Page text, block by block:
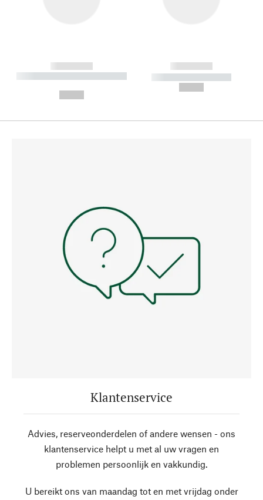
------------
----------- ----------- --------
------------
----------- -----------
Klantenservice
Advies, reserveonderdelen of andere wensen - ons
klantenservice helpt u met al uw vragen en
problemen persoonlijk en vakkundig.
U bereikt ons van maandag tot en met vrijdag onder